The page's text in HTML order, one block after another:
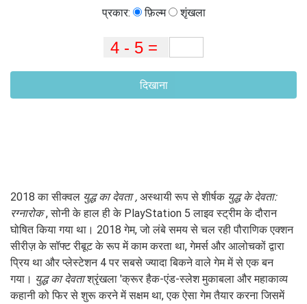
प्रकार: फ़िल्म शृंखला
दिखाना
2018 का सीक्वल युद्ध का देवता , अस्थायी रूप से शीर्षक युद्ध के देवता:
रग्नारोक, सोनी के हाल ही के PlayStation 5 लाइव स्ट्रीम के दौरान
घोषित किया गया था। 2018 गेम, जो लंबे समय से चल रही पौराणिक एक्शन
सीरीज़ के सॉफ्ट रीबूट के रूप में काम करता था, गेमर्स और आलोचकों द्वारा
प्रिय था और प्लेस्टेशन 4 पर सबसे ज्यादा बिकने वाले गेम में से एक बन
गया। युद्ध का देवताश्रृंखला 'क्रूर हैक-एंड-स्लेश मुकाबला और महाकाव्य
कहानी को फिर से शुरू करने में सक्षम था, एक ऐसा गेम तैयार करना जिसमें